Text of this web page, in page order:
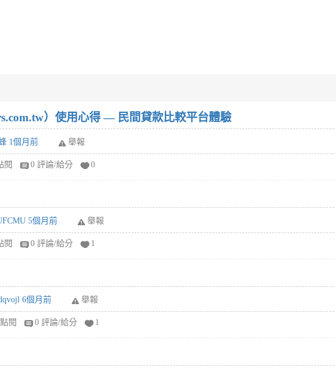
）使用心得 — 民間貸款比較平台體驗
1個月前 舉報
閱 0 評論/給分 0
5個月前 舉報
閱 0 評論/給分 1
6個月前 舉報
閱 0 評論/給分 1